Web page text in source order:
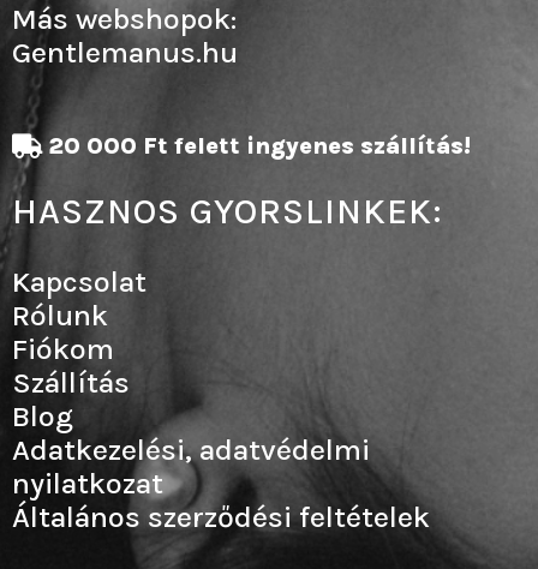
20 000 Ft felett ingyenes szállítás!
HASZNOS GYORSLINKEK:
Kapcsolat
Rólunk
Fiókom
Szállítás
Blog
Adatkezelési, adatvédelmi
nyilatkozat
Általános szerződési feltételek
Más webshopok:
Gentlemanus.hu